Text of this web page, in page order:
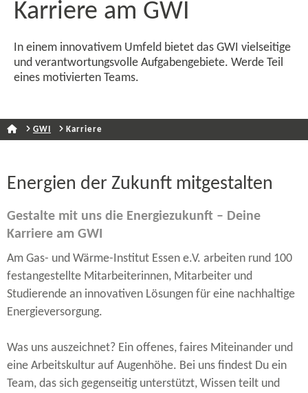
Karriere am GWI
In einem innovativem Umfeld bietet das GWI vielseitige
und verantwortungsvolle Aufgabengebiete. Werde Teil
eines motivierten Teams.
GWI Karriere
Energien der Zukunft mitgestalten
Gestalte mit uns die Energiezukunft – Deine
Karriere am GWI
Am Gas- und Wärme-​Institut Essen e.V. arbeiten rund 100
festangestellte Mitarbeiterinnen, Mitarbeiter und
Studierende an innovativen Lösungen für eine nachhaltige
Energieversorgung.
Was uns auszeichnet? Ein offenes, faires Miteinander und
eine Arbeitskultur auf Augenhöhe. Bei uns findest Du ein
Team, das sich gegenseitig unterstützt, Wissen teilt und